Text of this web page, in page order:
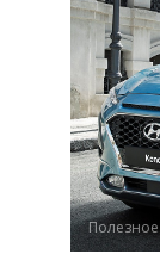
Полезное